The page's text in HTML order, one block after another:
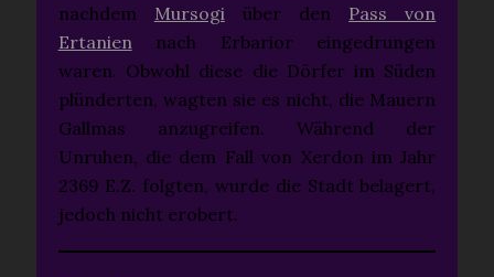
nachdem Mursogi über den Pass von
Ertanien nach Erbarior eingedrungen
waren. Obwohl diese die Dörfer im Süden
plünderten, wagten sie es nicht, die Mauern
Gallmas anzugreifen. Während der
Unruhen, die dem Fall von Xerdon im Jahr
2369 E.Z. folgten, wurde die Stadt belagert,
jedoch nicht erobert.